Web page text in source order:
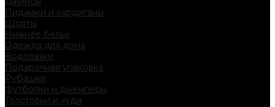
Пиджаки и кардиганы
Шорты
Нижнее белье
Одежда для дома
Водолазки
Подарочная упаковка
Рубашки
Футболки и джемперы
Толстовки и худи